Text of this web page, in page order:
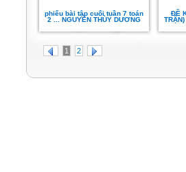
phiếu bài tập cuối tuần 7 toán
2 ... NGUYỄN THÙY DƯƠNG
ĐỀ
1 2